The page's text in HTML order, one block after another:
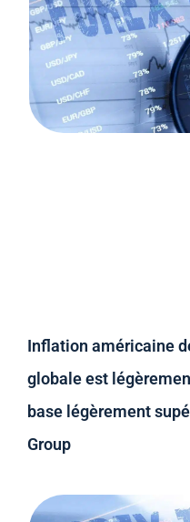
Inflation américaine
globale est
base légèrement
Group